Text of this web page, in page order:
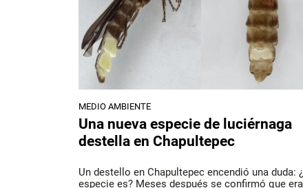
MEDIO AMBIENTE
Una nueva especie de luciérnaga
destella en Chapultepec
Un destello en Chapultepec encendió una duda:
especie es? Meses después se confirmó que